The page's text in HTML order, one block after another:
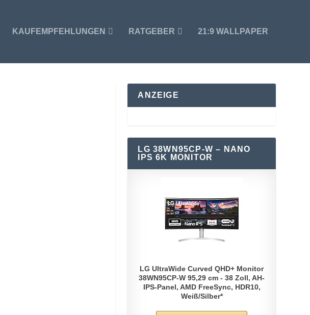
KAUFEMPFEHLUNGEN RATGEBER 21:9 WALLPAPER
ANZEIGE
LG 38WN95CP-W – NANO
IPS 6K MONITOR
LG UltraWide Curved QHD+ Monitor
38WN95CP-W 95,29 cm - 38 Zoll, AH-
IPS-Panel, AMD FreeSync, HDR10,
Weiß/Silber*